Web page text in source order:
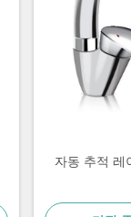
자동 추적 레